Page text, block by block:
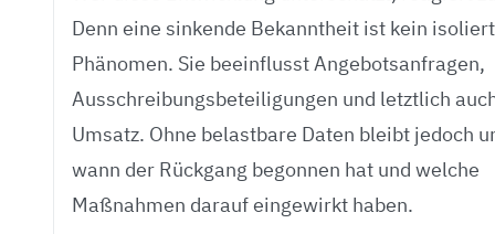
Denn eine sinkende Bekanntheit ist kein
Phänomen. Sie beeinflusst Angebotsanfragen,
Ausschreibungsbeteiligungen und letztlich
Umsatz. Ohne belastbare Daten bleibt jedoch
wann der Rückgang begonnen hat und welche
Maßnahmen darauf eingewirkt haben.